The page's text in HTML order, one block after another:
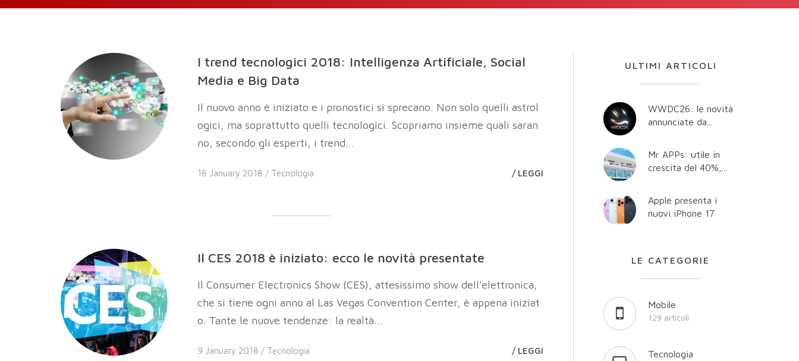
I trend tecnologici 2018: Intelligenza Artificiale, Social
Media e Big Data
Il nuovo anno è iniziato e i pronostici si sprecano. Non solo quelli astrol
ogici, ma soprattutto quelli tecnologici. Scopriamo insieme quali saran
no, secondo gli esperti, i trend...
18 January 2018 / Tecnologia / LEGGI
Il CES 2018 è iniziato: ecco le novità presentate
Il Consumer Electronics Show (CES), attesissimo show dell'elettronica,
che si tiene ogni anno al Las Vegas Convention Center, è appena iniziat
o. Tante le nuove tendenze: la realtà...
9 January 2018 / Tecnologia / LEGGI
ULTIMI ARTICOLI
WWDC26: le novità
annunciate da...
Mr APPs: utile in
crescita del 40%,...
Apple presenta i
nuovi iPhone 17
LE CATEGORIE
Mobile
129 articoli
Tecnologia